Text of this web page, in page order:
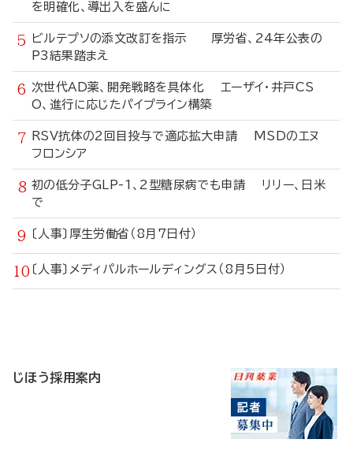
を明確化、導出入を盛んに
ビルテプソの添文改訂を指示 厚労省、24年公表の
P3結果踏まえ
次世代AD薬、開発戦略を具体化 エーザイ・井戸CS
O、進行に応じたパイプライン構築
RSV抗体の2回目投与で適応拡大申請 MSDのエヌ
フロンシア
初の低分子GLP-1、2型糖尿病でも申請 リリー、日米
で
〔人事〕厚生労働省（8月7日付）
〔人事〕メディパルホールディングス（8月5日付）
じほう採用案内